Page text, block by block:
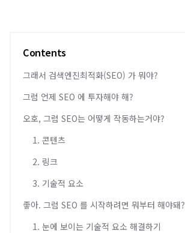
Contents
그래서 검색엔진최적화(SEO) 가 뭐야?
그럼 언제 SEO 에 투자해야 해?
오호, 그럼 SEO는 어떻게 작동하는거야?
1. 콘텐츠
2. 링크
3. 기술적 요소
좋아. 그럼 SEO 를 시작하려면 뭐부터 해야돼?
1. 눈에 보이는 기술적 요소 해결하기